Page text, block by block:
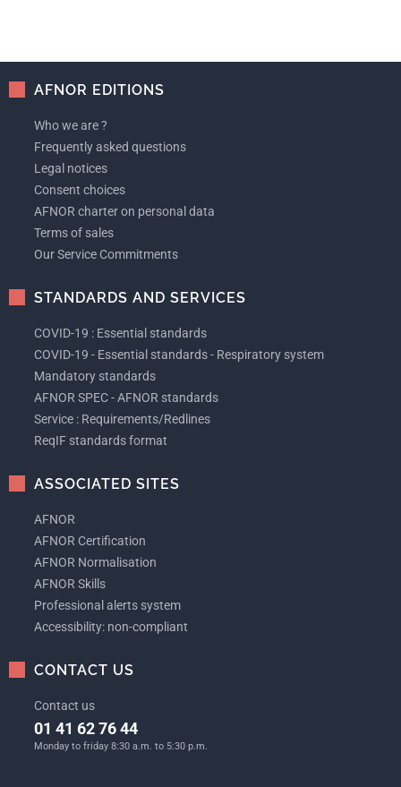
AFNOR EDITIONS
Who we are ?
Frequently asked questions
Legal notices
Consent choices
AFNOR charter on personal data
Terms of sales
Our Service Commitments
STANDARDS AND SERVICES
COVID-19 : Essential standards
COVID-19 - Essential standards - Respiratory system
Mandatory standards
AFNOR SPEC - AFNOR standards
Service : Requirements/Redlines
ReqIF standards format
ASSOCIATED SITES
AFNOR
AFNOR Certification
AFNOR Normalisation
AFNOR Skills
Professional alerts system
Accessibility: non-compliant
CONTACT US
Contact us
01 41 62 76 44
Monday to friday 8:30 a.m. to 5:30 p.m.